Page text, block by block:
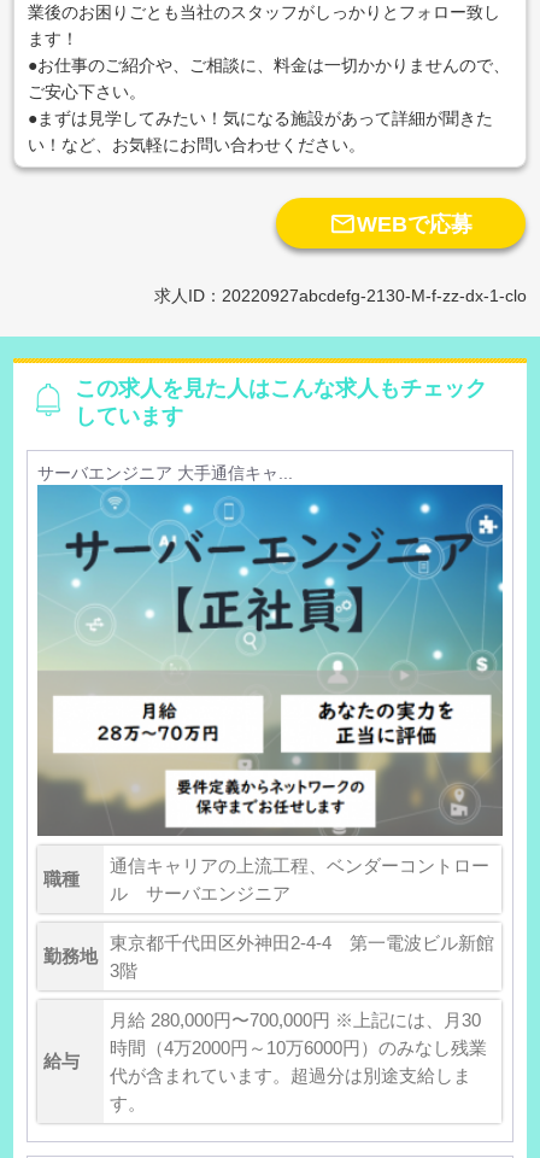
業後のお困りごとも当社のスタッフがしっかりとフォロー致し
ます！
●お仕事のご紹介や、ご相談に、料金は一切かかりませんので、
ご安心下さい。
●まずは見学してみたい！気になる施設があって詳細が聞きた
い！など、お気軽にお問い合わせください。
WEBで応募
求人ID：20220927abcdefg-2130-M-f-zz-dx-1-clo
この求人を見た人はこんな求人もチェック
しています
サーバエンジニア 大手通信キャ...
職種
通信キャリアの上流工程、ベンダーコントロー
ル サーバエンジニア
勤務地
東京都千代田区外神田2-4-4 第一電波ビル新館
3階
給与
月給 280,000円〜700,000円 ※上記には、月30
時間（4万2000円～10万6000円）のみなし残業
代が含まれています。超過分は別途支給しま
す。